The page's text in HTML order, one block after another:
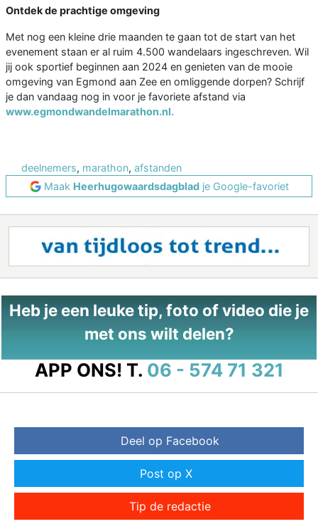
Ontdek de prachtige omgeving
Met nog een kleine drie maanden te gaan tot de start van het
evenement staan er al ruim 4.500 wandelaars ingeschreven. Wil
jij ook sportief beginnen aan 2024 en genieten van de mooie
omgeving van Egmond aan Zee en omliggende dorpen? Schrijf
je dan vandaag nog in voor je favoriete afstand via
www.egmondwandelmarathon.nl.
deelnemers, marathon, afstanden
Maak Heerhugowaardsdagbladje Google-favoriet
Heb je een leuke tip, foto of video die je
met ons wilt delen?
APP ONS! T. 06 - 574 71 321
Deel op Facebook
Post op X
Tip de redactie